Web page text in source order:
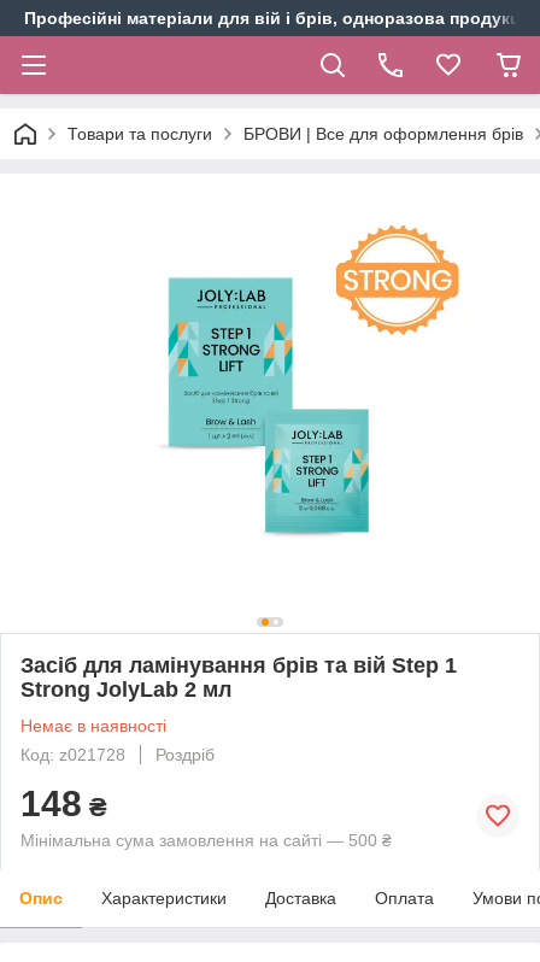
Професійні матеріали для вій і брів, одноразова продукція
Товари та послуги БРОВИ | Все для оформлення брів
Засіб для ламінування брів та вій Step 1
Strong JolyLab 2 мл
Немає в наявності
Код: z021728
Роздріб
148 ₴
Мінімальна сума замовлення на сайті — 500 ₴
Опис Характеристики Доставка Оплата Умови